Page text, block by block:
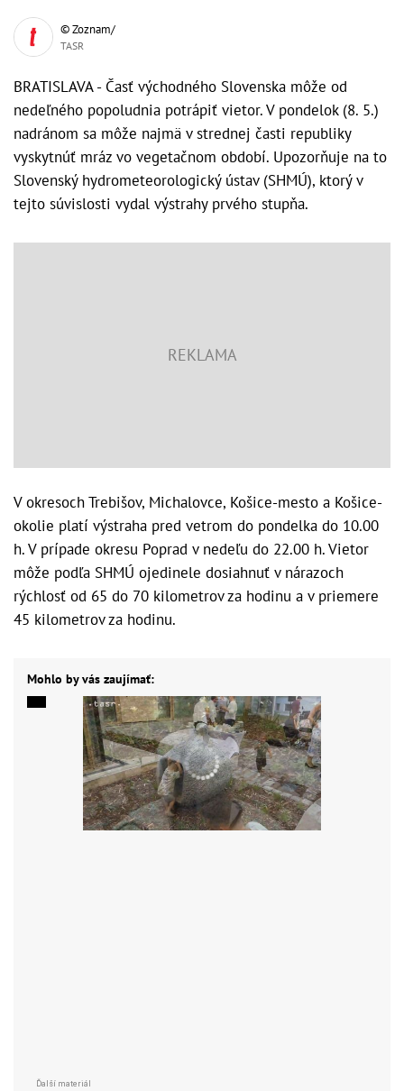
© Zoznam/
TASR
BRATISLAVA - Časť východného Slovenska môže od
nedeľného popoludnia potrápiť vietor. V pondelok (8. 5.)
nadránom sa môže najmä v strednej časti republiky
vyskytnúť mráz vo vegetačnom období. Upozorňuje na to
Slovenský hydrometeorologický ústav (SHMÚ), ktorý v
tejto súvislosti vydal výstrahy prvého stupňa.
V okresoch Trebišov, Michalovce, Košice-mesto a Košice-
okolie platí výstraha pred vetrom do pondelka do 10.00
h. V prípade okresu Poprad v nedeľu do 22.00 h. Vietor
môže podľa SHMÚ ojedinele dosiahnuť v nárazoch
rýchlosť od 65 do 70 kilometrov za hodinu a v priemere
45 kilometrov za hodinu.
Mohlo by vás zaujímať: